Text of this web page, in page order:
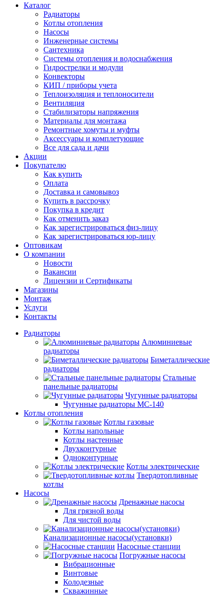
Каталог
Радиаторы
Котлы отопления
Насосы
Инженерные системы
Сантехника
Системы отопления и водоснабжения
Гидрострелки и модули
Конвекторы
КИП / приборы учета
Теплоизоляция и теплоносители
Вентиляция
Стабилизаторы напряжения
Материалы для монтажа
Ремонтные хомуты и муфты
Аксессуары и комплетующие
Все для сада и дачи
Акции
Покупателю
Как купить
Оплата
Доставка и самовывоз
Купить в рассрочку
Покупка в кредит
Как отменить заказ
Как зарегистрироваться физ-лицу
Как зарегистрироваться юр-лицу
Оптовикам
О компании
Новости
Вакансии
Лицензии и Сертификаты
Магазины
Монтаж
Услуги
Контакты
Радиаторы
Алюминиевые
радиаторы
Биметаллические
радиаторы
Стальные
панельные радиаторы
Чугунные радиаторы
Чугунные радиаторы МС-140
Котлы отопления
Котлы газовые
Котлы напольные
Котлы настенные
Двухконтурные
Одноконтурные
Котлы электрические
Твердотопливные
котлы
Насосы
Дренажные насосы
Для грязной воды
Для чистой воды
Канализационные насосы(установки)
Насосные станции
Погружные насосы
Вибрационные
Винтовые
Колодезные
Скважинные